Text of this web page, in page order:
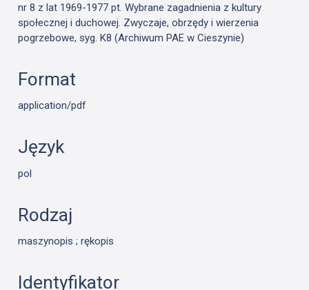
nr 8 z lat 1969-1977 pt. Wybrane zagadnienia z kultury
społecznej i duchowej. Zwyczaje, obrzędy i wierzenia
pogrzebowe, syg. K8 (Archiwum PAE w Cieszynie)
Format
application/pdf
Język
pol
Rodzaj
maszynopis ; rękopis
Identyfikator